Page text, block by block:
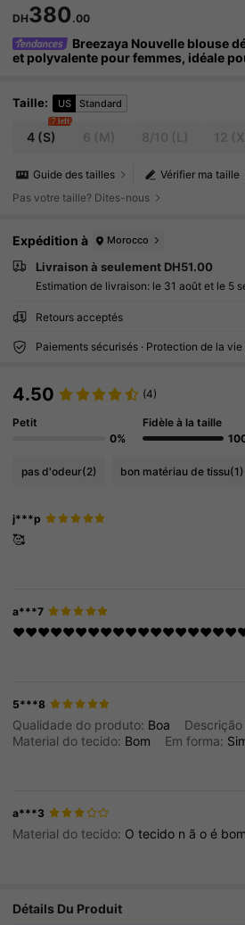
DH380.00
Breezaya Nouvelle blouse
et polyvalente pour femmes, idéale
Taille: US Standard
4 (S)
7 left
Vérifier ma taille
Guide des tailles
Pas votre taille? Dites-nous
Expédition à Morocco
Livraison à seulement DH51.00
Estimation de livraison: le 31 août et le 5
Retours acceptés
Paiements sécurisés · Protection de la
4.50 (4)
Petit
0%
Fidèle à la taille
pas d'odeur(2) bon matériau de tissu(1)
j***p
🥰
a***7
5***8
Qualidade do produto: Boa
Material do tecido: Bom Em forma:
a***3
Material do tecido: Otecido n ãoé bom
Détails Du Produit